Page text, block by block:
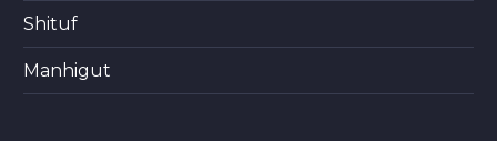
Shituf
Manhigut